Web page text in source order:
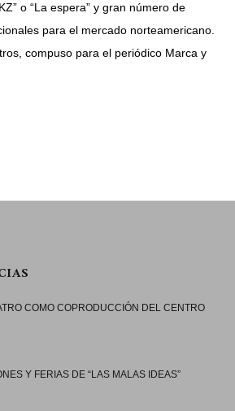
o “La espera” y gran número de
para el mercado norteamericano.
compuso para el periódico Marca y
COMO COPRODUCCIÓN DEL CENTRO
Y FERIAS DE “LAS MALAS IDEAS”